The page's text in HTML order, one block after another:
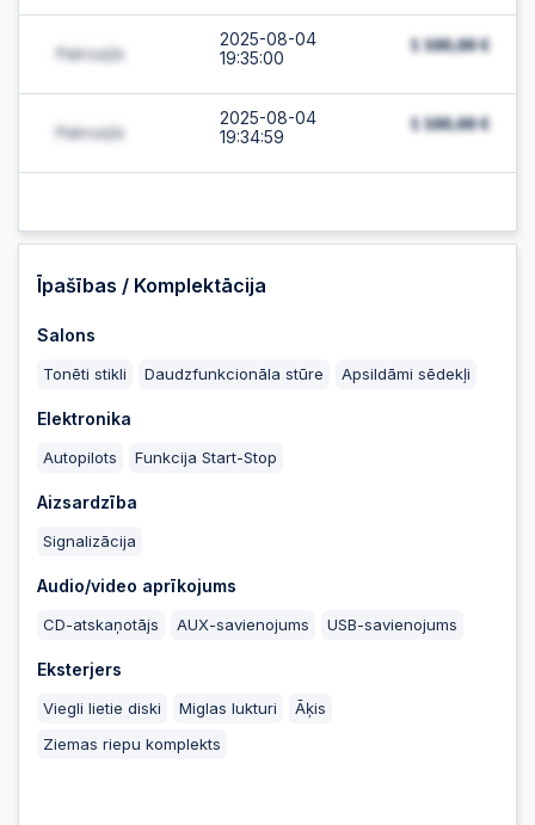
2025-08-04
19:35:00
2025-08-04
19:34:59
2025-08-04
19:34:36
16:50:47
16:50:47
2025-08-04
Īpašības / Komplektācija
Salons
Tonēti stikli Daudzfunkcionāla stūre Apsildāmi sēdekļi
Elektronika
Autopilots Funkcija Start-Stop
Aizsardzība
Signalizācija
Audio/video aprīkojums
CD-atskaņotājs AUX-savienojums USB-savienojums
Eksterjers
Viegli lietie diski Miglas lukturi
Āķis
Ziemas riepu komplekts